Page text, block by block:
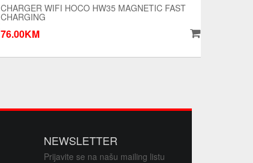
CHARGER WIFI HOCO HW35 MAGNETIC FAST
CHARGING
76.00KM
NEWSLETTER
Prijavite se na našu mailing listu